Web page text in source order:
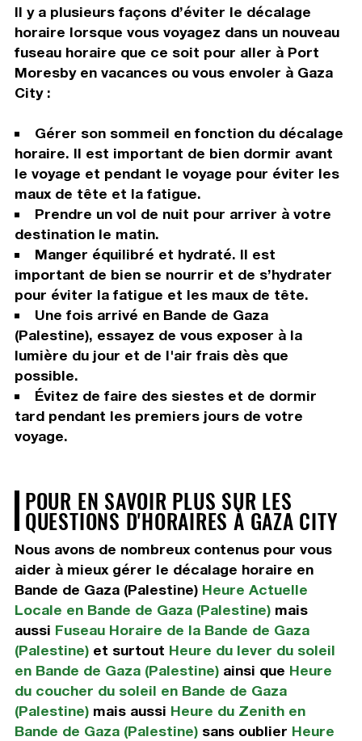
Il y a plusieurs façons d’éviter le décalage
horaire lorsque vous voyagez dans un nouveau
fuseau horaire que ce soit pour aller à Port
Moresby en vacances ou vous envoler à Gaza
City :
Gérer son sommeil en fonction du décalage
horaire. Il est important de bien dormir avant
le voyage et pendant le voyage pour éviter les
maux de tête et la fatigue.
Prendre un vol de nuit pour arriver à votre
destination le matin.
Manger équilibré et hydraté. Il est
important de bien se nourrir et de s’hydrater
pour éviter la fatigue et les maux de tête.
Une fois arrivé en Bande de Gaza
(Palestine), essayez de vous exposer à la
lumière du jour et de l'air frais dès que
possible.
Évitez de faire des siestes et de dormir
tard pendant les premiers jours de votre
voyage.
POUR EN SAVOIR PLUS SUR LES
QUESTIONS D'HORAIRES À GAZA CITY
Nous avons de nombreux contenus pour vous
aider à mieux gérer le décalage horaire en
Bande de Gaza (Palestine) Heure Actuelle
Locale en Bande de Gaza (Palestine)mais
aussi Fuseau Horaire de la Bande de Gaza
(Palestine)et surtout Heure du lever du soleil
en Bande de Gaza (Palestine)ainsi que Heure
du coucher du soleil en Bande de Gaza
(Palestine)mais aussi Heure du Zenith en
Bande de Gaza (Palestine)sans oublier Heure